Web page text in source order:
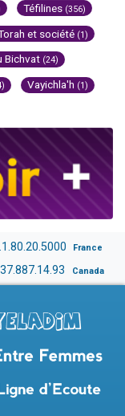
Téfilines (356)
et société (1)
Bichvat (24)
Vayichla'h (1)
France
Canada